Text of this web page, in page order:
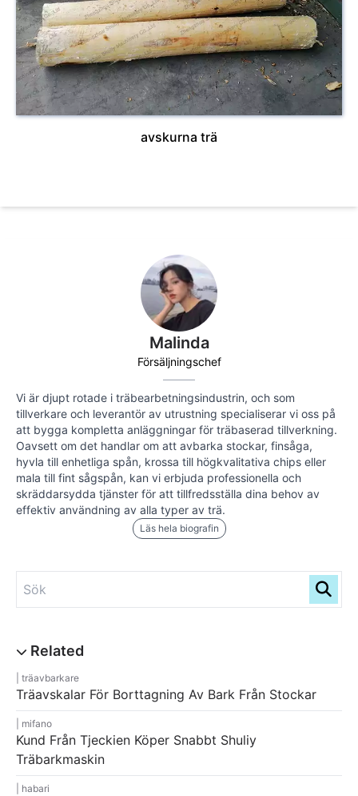
Malinda
Försäljningschef
Vi är djupt rotade i träbearbetningsindustrin, och som
tillverkare och leverantör av utrustning specialiserar vi oss på
att bygga kompletta anläggningar för träbaserad tillverkning.
Oavsett om det handlar om att avbarka stockar, finsåga,
hyvla till enhetliga spån, krossa till högkvalitativa chips eller
mala till fint sågspån, kan vi erbjuda professionella och
skräddarsydda tjänster för att tillfredsställa dina behov av
effektiv användning av alla typer av trä.
Läs hela biografin
träavbarkare
Träavskalar För Borttagning Av Bark Från Stockar
mifano
Kund Från Tjeckien Köper Snabbt Shuliy
Träbarkmaskin
habari
avskurna trä